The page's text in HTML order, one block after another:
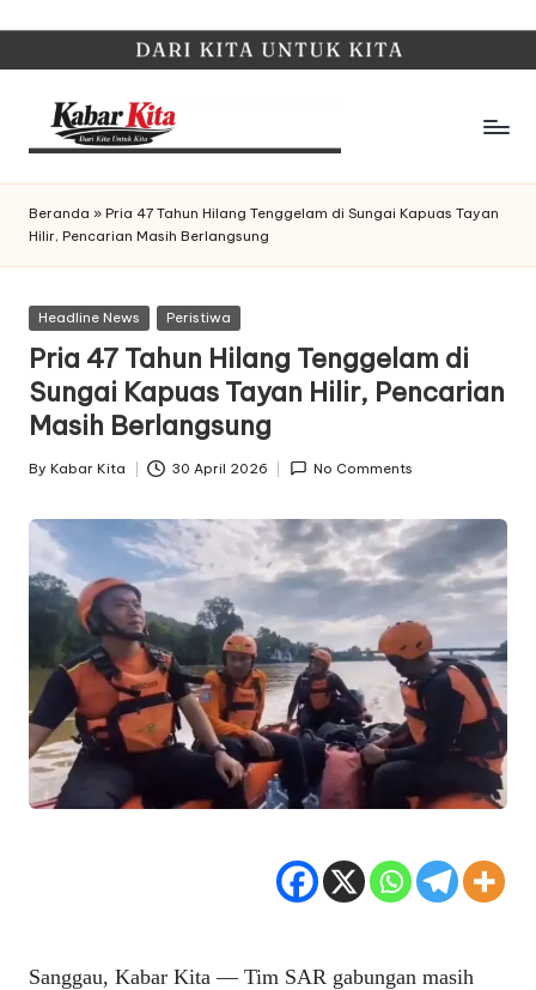
content
K
a
b
a
r
K
it
a
Beranda » Pria 47 Tahun Hilang Tenggelam di Sungai Kapuas Tayan
Hilir, Pencarian Masih Berlangsung
Posted
Headline News Peristiwa
Pria 47 Tahun Hilang Tenggelam di
Sungai Kapuas Tayan Hilir, Pencarian
Masih Berlangsung
Posted
By Kabar Kita 30 April 2026 No Comments
Sanggau, Kabar Kita — Tim SAR gabungan masih